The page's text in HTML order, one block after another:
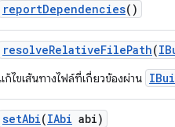
reportDependencies()
resolveRelativeFilePath(
ก้ไขเส้นทางไฟล์ที่เกี่ยวข้องผ่าน
setAbi(IAbi abi)